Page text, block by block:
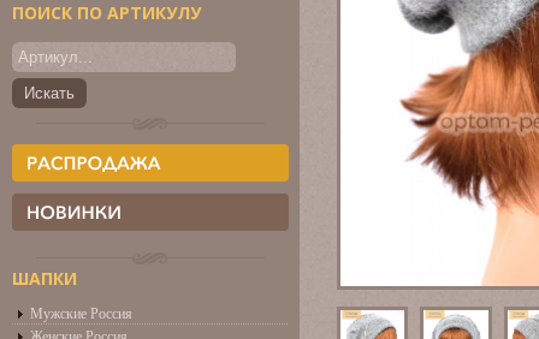
ПОИСК ПО АРТИКУЛУ
ШАПКИ
Мужские Россия